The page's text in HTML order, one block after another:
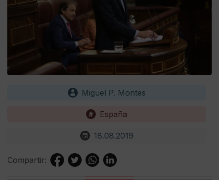
Miguel P. Montes
España
18.08.2019
Compartir: